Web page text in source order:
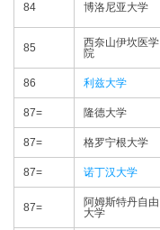
84 博洛尼亚大学
85
西奈山伊坎医学
院
86 利兹大学
87= 隆德大学
87= 格罗宁根大学
87= 诺丁汉大学
87=
阿姆斯特丹自由
大学